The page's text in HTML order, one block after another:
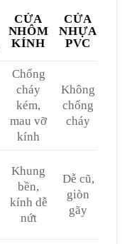
CỬA
NHÔM
KÍNH
CỬA
NHỰA
PVC
Chống
cháy
kém,
mau vỡ
kính
Không
chống
cháy
Khung
bền,
kính dễ
nứt
Dễ cũ,
giòn
gãy